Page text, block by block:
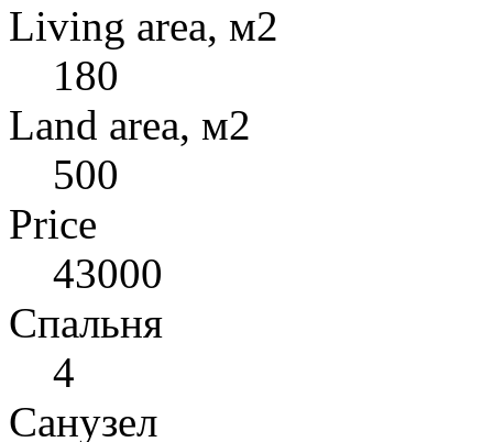
Living area, м2
180
Land area, м2
500
Price
43000
Спальня
4
Санузел